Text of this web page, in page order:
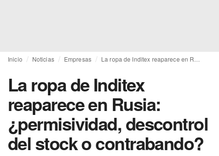
Inicio Noticias Empresas
La ropa de Inditex
reaparece en Rusia:
¿permisividad, descontrol
del stock o contrabando?